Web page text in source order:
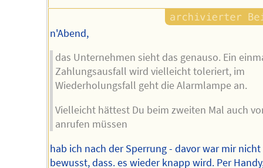
n'Abend,
das Unternehmen sieht das genauso. Ein
Zahlungsausfall wird vielleicht toleriert, im
Wiederholungsfall geht die Alarmlampe an.
Vielleicht hättest Du beim zweiten Mal auch
anrufen müssen
hab ich nach der Sperrung - davor war mir nicht
bewusst, dass. es wieder knapp wird. Per